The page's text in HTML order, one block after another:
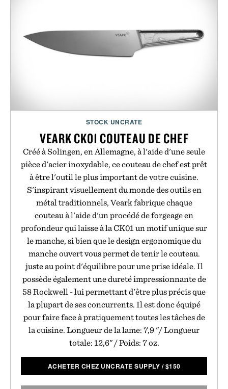
STOCK UNCRATE
VEARK CK01 COUTEAU DE CHEF
Créé à Solingen, en Allemagne, à l'aide d'une seule
pièce d'acier inoxydable, ce couteau de chef est prêt
à être l'outil le plus important de votre cuisine.
S'inspirant visuellement du monde des outils en
métal traditionnels, Veark fabrique chaque
couteau à l'aide d'un procédé de forgeage en
profondeur qui laisse à la CK01 un motif unique sur
le manche, si bien que le design ergonomique du
manche ouvert vous permet de tenir le couteau.
juste au point d'équilibre pour une prise idéale. Il
possède également une dureté impressionnante de
58 Rockwell - lui permettant d'être plus précis que
la plupart de ses concurrents. Il est donc équipé
pour faire face à pratiquement toutes les tâches de
la cuisine. Longueur de la lame: 7,9 "/ Longueur
totale: 12,6" / Poids: 7 oz.
ACHETER CHEZ UNCRATE SUPPLY /$150